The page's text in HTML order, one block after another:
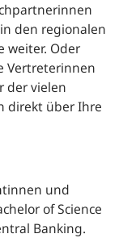
den regionalen
weiter. Oder
Vertreterinnen
der vielen
direkt über Ihre
und
of Science
Banking.